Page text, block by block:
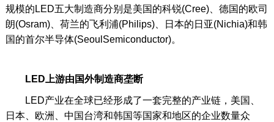
规模的LED五大制造商分别是美国的科锐(Cree)、德国的欧司
朗(Osram)、荷兰的飞利浦(Philips)、日本的日亚(Nichia)和韩
国的首尔半导体(SeoulSemiconductor)。
LED上游由国外制造商垄断
LED产业在全球已经形成了一套完整的产业链，美国、
日本、欧洲、中国台湾和韩国等国家和地区的企业数量众